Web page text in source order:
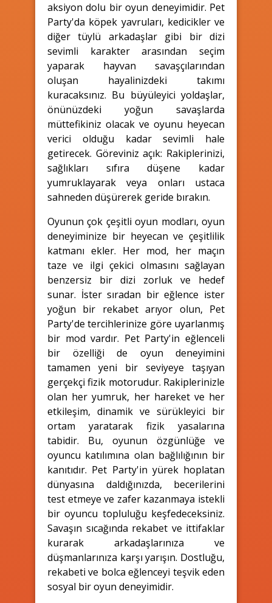
aksiyon dolu bir oyun deneyimidir. Pet
Party'da köpek yavruları, kedicikler ve
diğer tüylü arkadaşlar gibi bir dizi
sevimli karakter arasından seçim
yaparak hayvan savaşçılarından
oluşan hayalinizdeki takımı
kuracaksınız. Bu büyüleyici yoldaşlar,
önünüzdeki yoğun savaşlarda
müttefikiniz olacak ve oyunu heyecan
verici olduğu kadar sevimli hale
getirecek. Göreviniz açık: Rakiplerinizi,
sağlıkları sıfıra düşene kadar
yumruklayarak veya onları ustaca
sahneden düşürerek geride bırakın.
Oyunun çok çeşitli oyun modları, oyun
deneyiminize bir heyecan ve çeşitlilik
katmanı ekler. Her mod, her maçın
taze ve ilgi çekici olmasını sağlayan
benzersiz bir dizi zorluk ve hedef
sunar. İster sıradan bir eğlence ister
yoğun bir rekabet arıyor olun, Pet
Party'de tercihlerinize göre uyarlanmış
bir mod vardır. Pet Party'in eğlenceli
bir özelliği de oyun deneyimini
tamamen yeni bir seviyeye taşıyan
gerçekçi fizik motorudur. Rakiplerinizle
olan her yumruk, her hareket ve her
etkileşim, dinamik ve sürükleyici bir
ortam yaratarak fizik yasalarına
tabidir. Bu, oyunun özgünlüğe ve
oyuncu katılımına olan bağlılığının bir
kanıtıdır. Pet Party'in yürek hoplatan
dünyasına daldığınızda, becerilerini
test etmeye ve zafer kazanmaya istekli
bir oyuncu topluluğu keşfedeceksiniz.
Savaşın sıcağında rekabet ve ittifaklar
kurarak arkadaşlarınıza ve
düşmanlarınıza karşı yarışın. Dostluğu,
rekabeti ve bolca eğlenceyi teşvik eden
sosyal bir oyun deneyimidir.